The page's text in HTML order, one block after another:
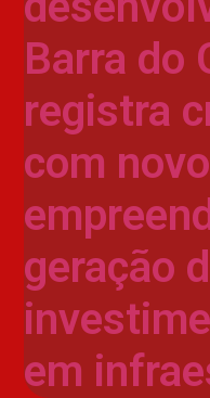
Barra do
registra
com
geração
em